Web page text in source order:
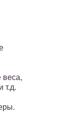
веса,
т.д.